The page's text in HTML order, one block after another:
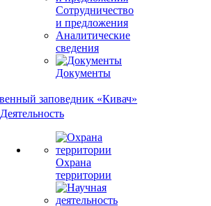
Сотрудничество
и предложения
Аналитические
сведения
Документы
Деятельность
Охрана
территории